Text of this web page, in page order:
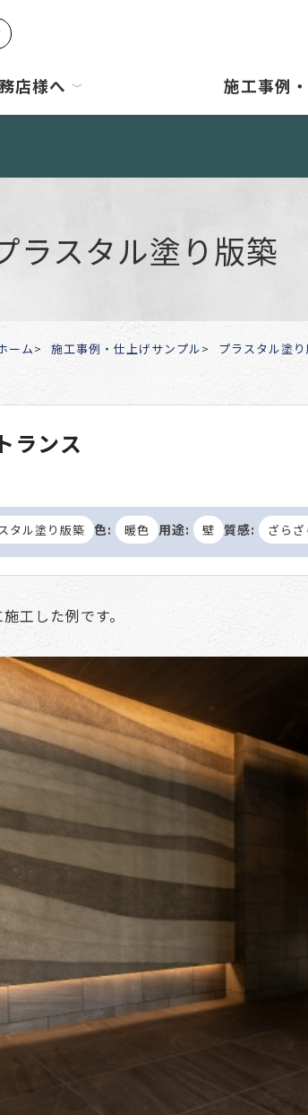
店様へ 施工事例
ラスタル塗り版築
ーム 施工事例・仕上げサンプル プラスタル塗
ランス
タル塗り版築 色: 暖色 用途: 壁 質感: ざらざ
工した例です。